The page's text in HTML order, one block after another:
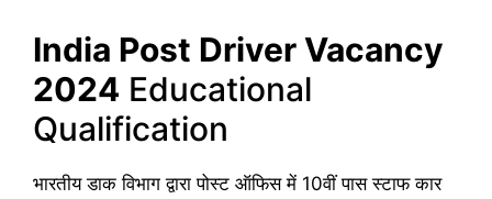
India Post Driver Vacancy
2024 Educational
Qualification
भारतीय डाक विभाग द्वारा पोस्ट ऑफिस में 10वीं पास स्टाफ कार